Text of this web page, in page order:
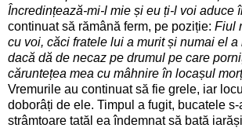
Încredințează-mi-l mie și eu ți-l voi aduce
continuat să rămână ferm, pe poziție: Fiul
cu voi, căci fratele lui a murit și numai el a
dacă dă de necaz pe drumul pe care
căruntețea mea cu mâhnire în locașul
Vremurile au continuat să fie grele, iar
doborâți de ele. Timpul a fugit, bucatele s-
strâmtoare tatăl ea îndemnat să bată